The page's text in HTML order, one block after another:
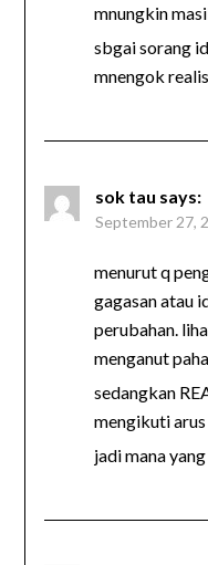
mnungkin
sbgai sorang
mnengok
sok tau says:
September 27,
menurut q
gagasan atau
perubahan.
menganut
sedangkan
mengikuti
jadi mana